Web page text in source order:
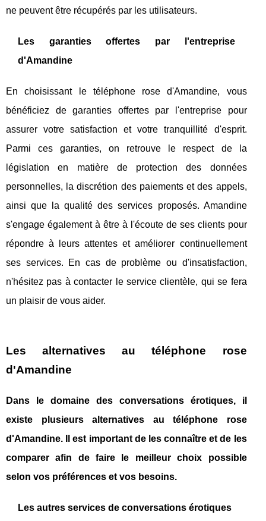
ne peuvent être récupérés par les utilisateurs.
Les garanties offertes par l'entreprise
d'Amandine
En choisissant le téléphone rose d'Amandine, vous
bénéficiez de garanties offertes par l'entreprise pour
assurer votre satisfaction et votre tranquillité d'esprit.
Parmi ces garanties, on retrouve le respect de la
législation en matière de protection des données
personnelles, la discrétion des paiements et des appels,
ainsi que la qualité des services proposés. Amandine
s'engage également à être à l'écoute de ses clients pour
répondre à leurs attentes et améliorer continuellement
ses services. En cas de problème ou d'insatisfaction,
n'hésitez pas à contacter le service clientèle, qui se fera
un plaisir de vous aider.
Les alternatives au téléphone rose
d'Amandine
Dans le domaine des conversations érotiques, il
existe plusieurs alternatives au téléphone rose
d'Amandine. Il est important de les connaître et de les
comparer afin de faire le meilleur choix possible
selon vos préférences et vos besoins.
Les autres services de conversations érotiques